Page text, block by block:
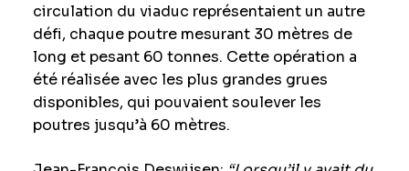
circulation du viaduc représentaient un autre
défi, chaque poutre mesurant 30 mètres de
long et pesant 60 tonnes. Cette opération a
été réalisée avec les plus grandes grues
disponibles, qui pouvaient soulever les
poutres jusqu’à 60 mètres.